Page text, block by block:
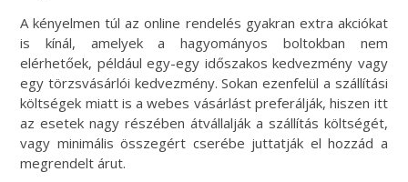
A kényelmen túl az online rendelés gyakran extra akciókat
is kínál, amelyek a hagyományos boltokban nem
elérhetőek, például egy-egy időszakos kedvezmény vagy
egy törzsvásárlói kedvezmény. Sokan ezenfelül a szállítási
költségek miatt is a webes vásárlást preferálják, hiszen itt
az esetek nagy részében átvállalják a szállítás költségét,
vagy minimális összegért cserébe juttatják el hozzád a
megrendelt árut.